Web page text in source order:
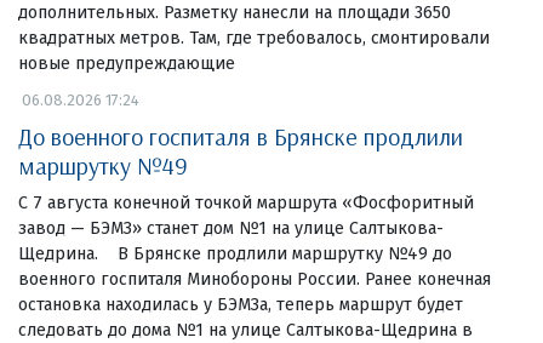
дополнительных. Разметку нанесли на площади 3650
квадратных метров. Там, где требовалось, смонтировали
новые предупреждающие
06.08.2026 17:24
До военного госпиталя в Брянске продлили
маршрутку №49
С 7 августа конечной точкой маршрута «Фосфоритный
завод — БЭМЗ» станет дом №1 на улице Салтыкова-
Щедрина. В Брянске продлили маршрутку №49 до
военного госпиталя Минобороны России. Ранее конечная
остановка находилась у БЭМЗа, теперь маршрут будет
следовать до дома №1 на улице Салтыкова-Щедрина в